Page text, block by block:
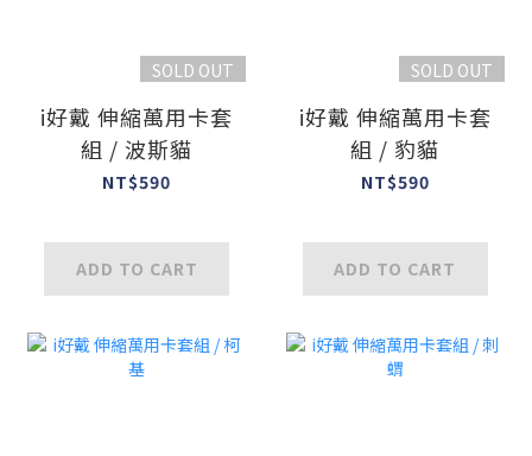
SOLD OUT
i好戴 伸縮萬用卡套
組 / 波斯貓
NT$590
ADD TO CART
SOLD OUT
i好戴 伸縮萬用卡套
組 / 豹貓
NT$590
ADD TO CART